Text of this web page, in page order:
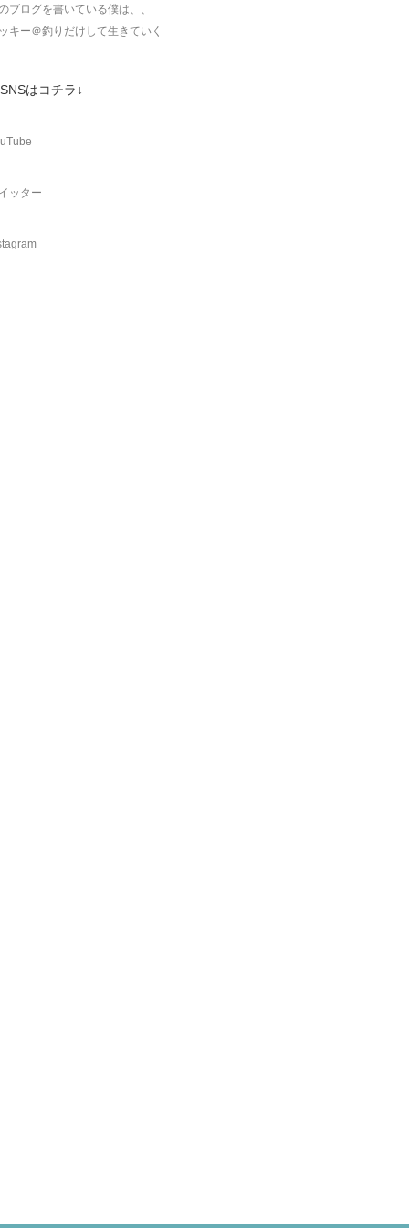
ブログを書いている僕は、、
キー＠釣りだけして生きていく
はコチラ↓
ッター